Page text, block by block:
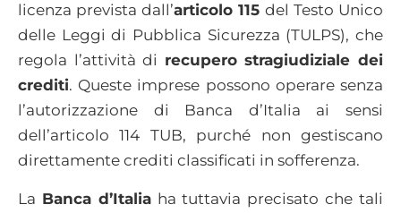
licenza prevista dall’articolo 115 del Testo Unico
delle Leggi di Pubblica Sicurezza (TULPS), che
regola l’attività di recupero stragiudiziale dei
crediti. Queste imprese possono operare senza
l’autorizzazione di Banca d’Italia ai sensi
dell’articolo 114 TUB, purché non gestiscano
direttamente crediti classificati in sofferenza.
La Banca d’Italiaha tuttavia precisato che tali